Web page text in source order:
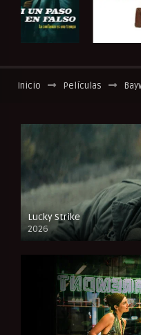
Inicio Películas
Lucky Strike
2026
FULL HD